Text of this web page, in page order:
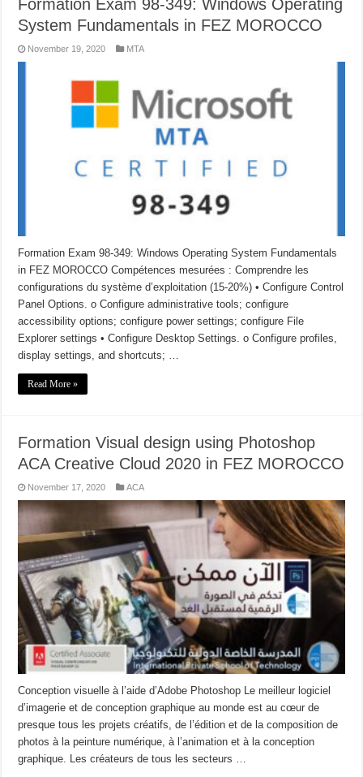
Formation Exam 98-349: Windows Operating
System Fundamentals in FEZ MOROCCO
November 19, 2020 MTA
Formation Exam 98-349: Windows Operating System Fundamentals
in FEZ MOROCCO Compétences mesurées : Comprendre les
configurations du système d’exploitation (15-20%) • Configure Control
Panel Options. o Configure administrative tools; configure
accessibility options; configure power settings; configure File
Explorer settings • Configure Desktop Settings. o Configure profiles,
display settings, and shortcuts; …
Read More »
Formation Visual design using Photoshop
ACA Creative Cloud 2020 in FEZ MOROCCO
November 17, 2020 ACA
Conception visuelle à l’aide d’Adobe Photoshop Le meilleur logiciel
d’imagerie et de conception graphique au monde est au cœur de
presque tous les projets créatifs, de l’édition et de la composition de
photos à la peinture numérique, à l’animation et à la conception
graphique. Les créateurs de tous les secteurs …